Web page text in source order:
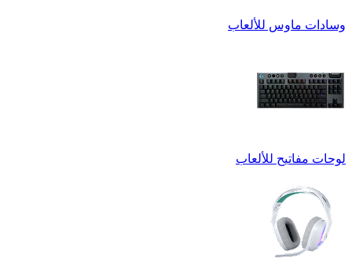
وسادات ماوس للألعاب
لوحات مفاتيح للألعاب